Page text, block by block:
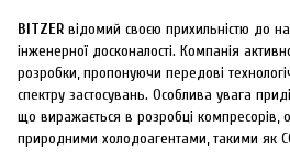
BITZER відомий своєю прихильністю до
інженерної досконалості. Компанія
розробки, пропонуючи передові
спектру застосувань. Особлива увага
що виражається в розробці компресорів,
природними холодоагентами, такими як